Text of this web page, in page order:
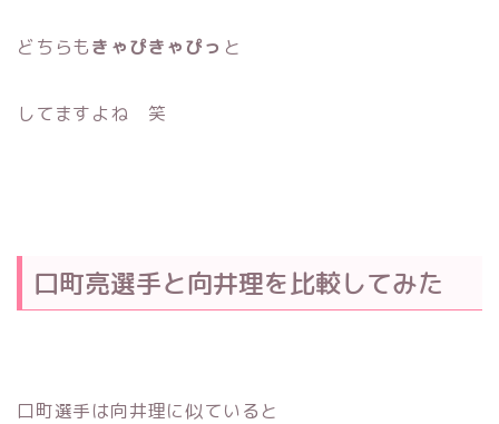
どちらもきゃぴきゃぴっ と
してますよね 笑
口町亮選手と向井理を比較してみた
口町選手は向井理に似ていると